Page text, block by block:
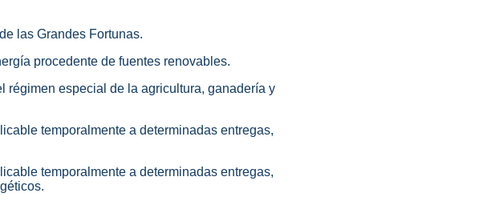
las Grandes Fortunas.
procedente de fuentes renovables.
especial de la agricultura, ganadería y
temporalmente a determinadas entregas,
temporalmente a determinadas entregas,